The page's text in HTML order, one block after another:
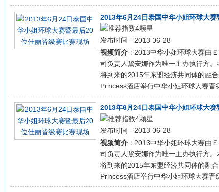
2013年6月24日泰国中华小姐环球大
发布时间：2013-06-28
视频简介： 2013中华小姐环球大赛由
司负责人黛安娜作为唯一主办执行方
将到来的2015年东盟经济共同体的融
Princess酒店举行中华小姐环球大赛晋
2013年6月24日泰国中华小姐环球大
发布时间：2013-06-28
视频简介： 2013中华小姐环球大赛由
司负责人黛安娜作为唯一主办执行方
将到来的2015年东盟经济共同体的融
Princess酒店举行中华小姐环球大赛晋